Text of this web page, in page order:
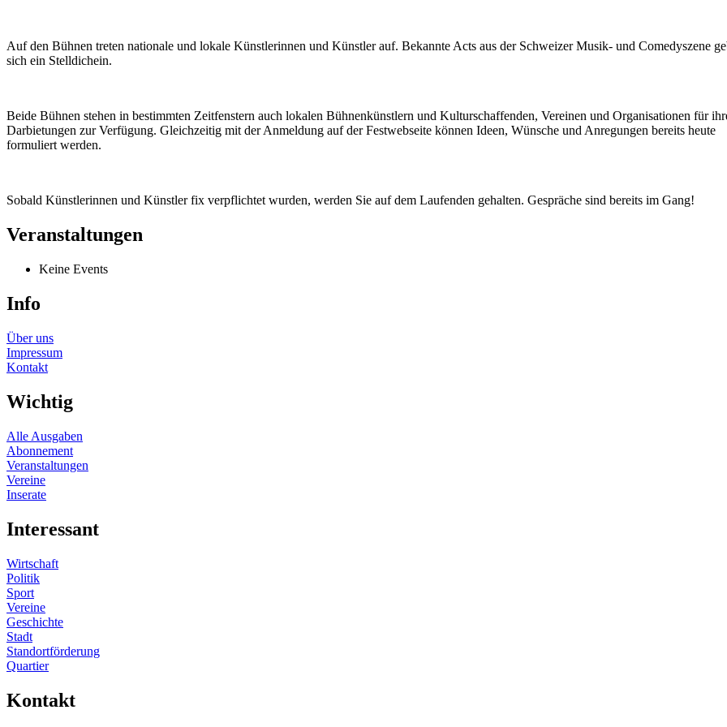
Auf den Bühnen treten nationale und lokale Künstlerinnen und Künstler auf. Bekannte Acts aus der Schweizer Musik- und Comedyszene
sich ein Stelldichein.
Beide Bühnen stehen in bestimmten Zeitfenstern auch lokalen Bühnenkünstlern und Kulturschaffenden, Vereinen und Organisationen für
Darbietungen zur Verfügung. Gleichzeitig mit der Anmeldung auf der Festwebseite können Ideen, Wünsche und Anregungen bereits heute
formuliert werden.
Sobald Künstlerinnen und Künstler fix verpflichtet wurden, werden Sie auf dem Laufenden gehalten. Gespräche sind bereits im Gang!
Veranstaltungen
Keine Events
Info
Über uns
Impressum
Kontakt
Wichtig
Alle Ausgaben
Abonnement
Veranstaltungen
Vereine
Inserate
Interessant
Wirtschaft
Politik
Sport
Vereine
Geschichte
Stadt
Standortförderung
Quartier
Kontakt